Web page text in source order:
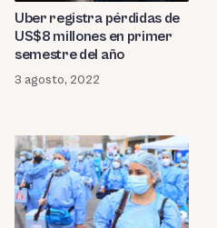
Uber registra pérdidas de
US$8 millones en primer
semestre del año
3 agosto, 2022